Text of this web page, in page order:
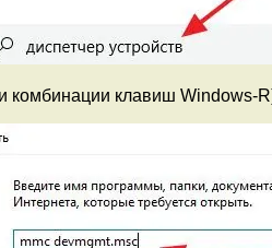
клавиш Windows-